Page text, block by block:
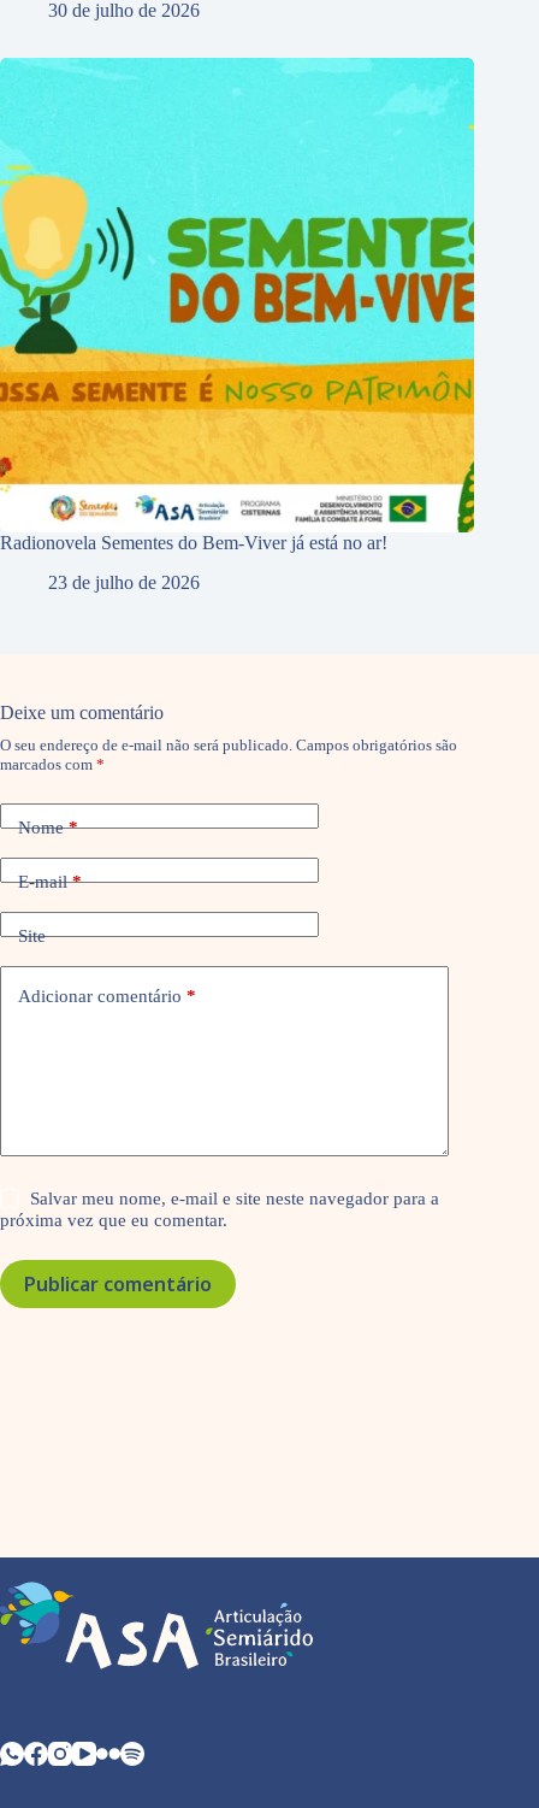
30 de julho de 2026
Radionovela Sementes do Bem-Viver já está no ar!
23 de julho de 2026
Deixe um comentário
O seu endereço de e-mail não será publicado. Campos obrigatórios são
marcados com *
Nome*
E-mail*
Site
Adicionar comentário *
Salvar meu nome, e-mail e site neste navegador para a
próxima vez que eu comentar.
Publicar comentário